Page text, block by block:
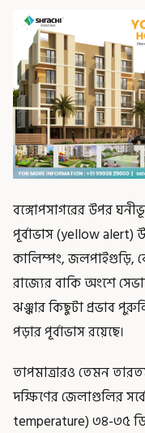
বঙ্গোপসাগরের উপর
পূর্বাভাস (yellow alert)
কালিম্পং, জলপাইগুড়ি,
রাজ্যের বাকি অংশে
ঝঞ্ঝার কিছুটা প্রভাব
পড়ার পূর্বাভাস রয়েছে।
তাপমাত্রারও তেমন
দক্ষিণের জেলাগুলির
temperature) ৩৪-৩৫